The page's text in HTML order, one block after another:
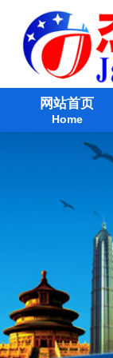
网站首页
Home